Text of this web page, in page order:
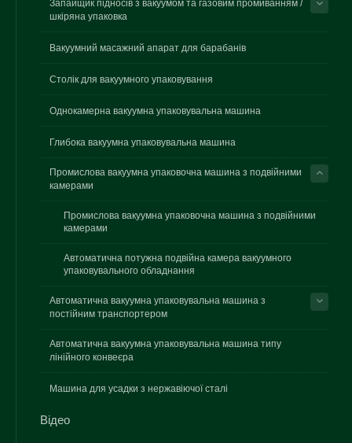
Запайщик підносів з вакуумом та газовим промиванням /
шкіряна упаковка
Вакуумний масажний апарат для барабанів
Столік для вакуумного упаковування
Однокамерна вакуумна упаковувальна машина
Глибока вакуумна упаковувальна машина
Промислова вакуумна упаковочна машина з подвійними
камерами
Промислова вакуумна упаковочна машина з подвійними
камерами
Автоматична потужна подвійна камера вакуумного
упаковувального обладнання
Автоматична вакуумна упаковувальна машина з
постійним транспортером
Автоматична вакуумна упаковувальна машина типу
лінійного конвеєра
Машина для усадки з нержавіючої сталі
Відео